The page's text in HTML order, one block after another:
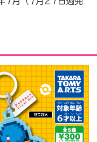
くあるご質問